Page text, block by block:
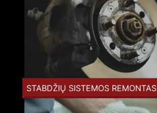
STABDŽIŲ SISTEMOS REMONTAS